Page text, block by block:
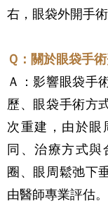
右，眼袋外開手
Ｑ：關於眼袋手
Ａ：影響眼袋手
歷、眼袋手術方
次重建，由於眼
同、治療方式
圈、眼周鬆弛下
由醫師專業評估。